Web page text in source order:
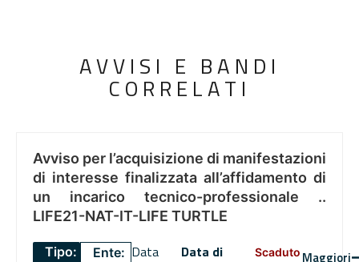
AVVISI E BANDI
CORRELATI
Avviso per l’acquisizione di manifestazioni
di interesse finalizzata all’affidamento di
un incarico tecnico-professionale ..
LIFE21-NAT-IT-LIFE TURTLE
Tipo: Ente: Data
Data di
Scaduto Maggiori